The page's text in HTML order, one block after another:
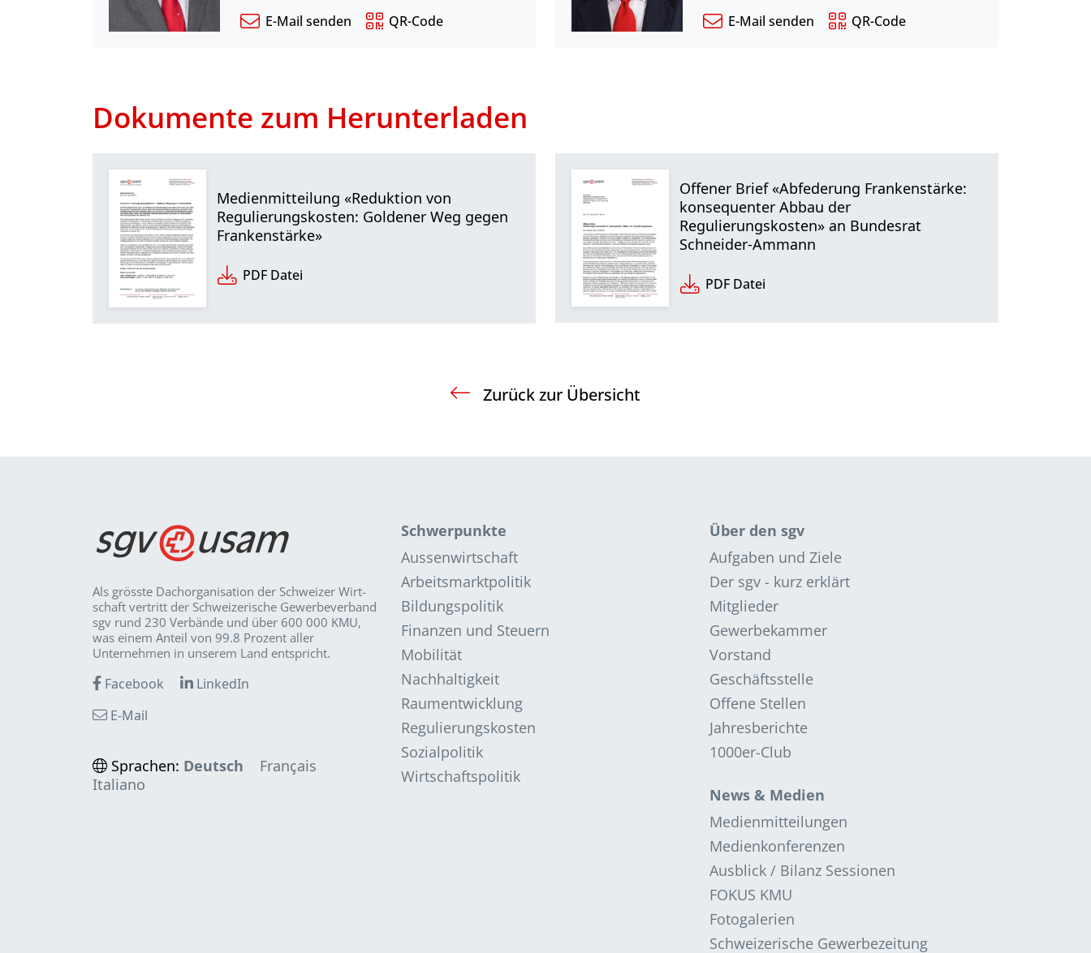
E-Mail senden QR-Code E-Mail senden QR-Code
Dokumente zum Herunterladen
Medienmitteilung «Reduktion von
Regulierungskosten: Goldener Weg gegen
Frankenstärke»
PDF Datei
Offener Brief «Abfederung Frankenstärke:
konsequenter Abbau der
Regulierungskosten» an Bundesrat
Schneider-Ammann
PDF Datei
Zurück zur Übersicht
Als grösste Dachorganisation der Schweizer Wirt­
schaft vertritt der Schweizerische Gewerbeverband
sgv rund 230 Verbände und über 600 000 KMU,
was einem Anteil von 99.8 Prozent aller
Unternehmen in unserem Land entspricht.
Facebook
LinkedIn
E-Mail
Sprachen: Deutsch
Français
Italiano
Schwerpunkte
Aussenwirtschaft
Arbeitsmarktpolitik
Bildungspolitik
Finanzen und Steuern
Mobilität
Nachhaltigkeit
Raumentwicklung
Regulierungskosten
Sozialpolitik
Wirtschaftspolitik
Über den sgv
Aufgaben und Ziele
Der sgv - kurz erklärt
Mitglieder
Gewerbekammer
Vorstand
Geschäftsstelle
Offene Stellen
Jahresberichte
1000er-Club
News & Medien
Medienmitteilungen
Medienkonferenzen
Ausblick / Bilanz Sessionen
FOKUS KMU
Fotogalerien
Schweizerische Gewerbezeitung